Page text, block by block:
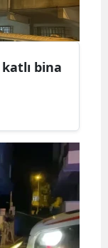
Yozgat
Karaman
Kırıkkale
Batman
Şırnak
bina